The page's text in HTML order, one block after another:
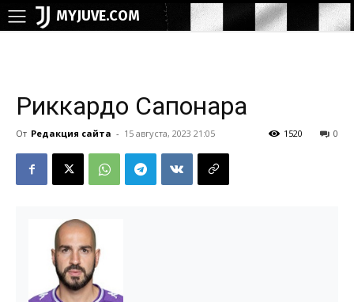
MYJUVE.COM
Риккардо Сапонара
От Редакция сайта - 15 августа, 2023 21:05 0
1520